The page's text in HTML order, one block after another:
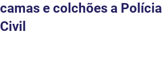
camas e colchões a Polícia
Civil